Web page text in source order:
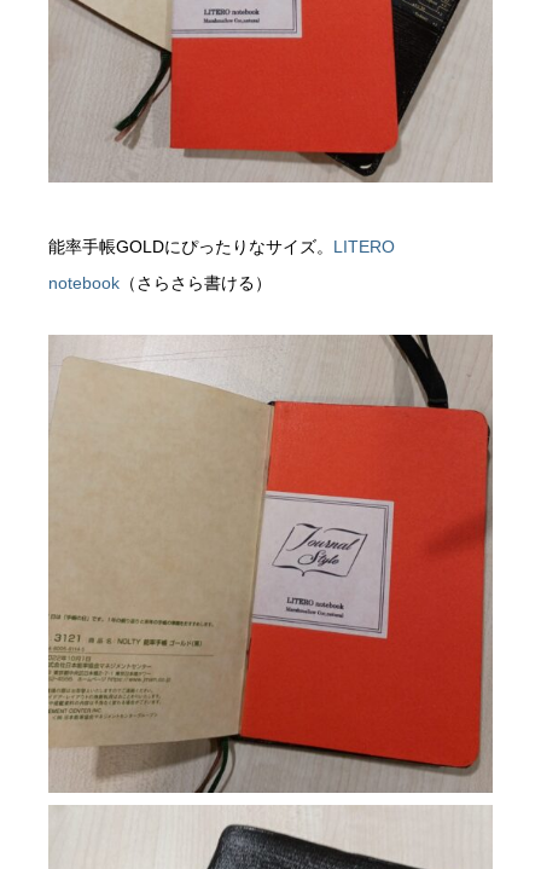
能率手帳GOLDにぴったりなサイズ。 LITERO
notebook （さらさら書ける）